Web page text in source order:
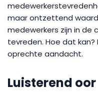
maar ontzettend
medewerkers zijn in de
tevreden. Hoe dat
oprechte aandacht.
Luisterend oor